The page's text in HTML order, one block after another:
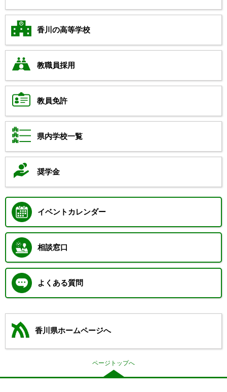
香川の高等学校
教職員採用
教員免許
県内学校一覧
奨学金
イベントカレンダー
相談窓口
よくある質問
香川県ホームページへ
ページトップへ